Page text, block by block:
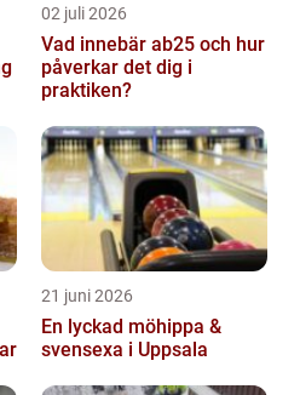
02 juli 2026
Vad innebär ab25 och hur
påverkar det dig i
praktiken?
21 juni 2026
En lyckad möhippa &
svensexa i Uppsala